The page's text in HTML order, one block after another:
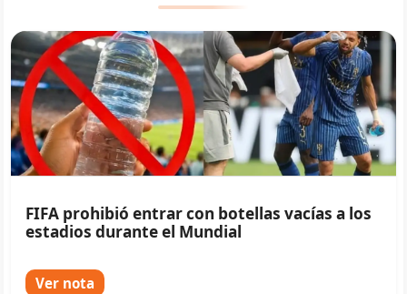
FIFA prohibió entrar con botellas vacías a los
estadios durante el Mundial
Ver nota